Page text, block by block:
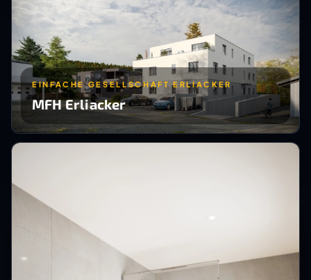
EINFACHE GESELLSCHAFT ERLIACKER
MFH Erliacker